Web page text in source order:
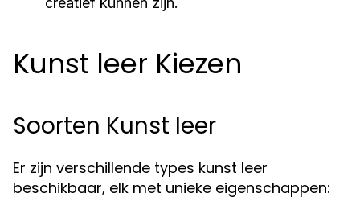
Kunst leer Kiezen
Soorten Kunst leer
Er zijn verschillende types kunst leer
beschikbaar, elk met unieke eigenschappen: